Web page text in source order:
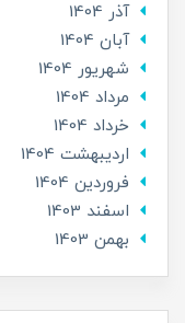
آذر 1404
آبان 1404
شهریور 1404
مرداد 1404
خرداد 1404
ارديبهشت 1404
فروردین 1404
اسفند 1403
بهمن 1403